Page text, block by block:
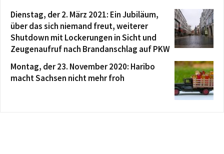
Dienstag, der 2. März 2021: Ein Jubiläum,
über das sich niemand freut, weiterer
Shutdown mit Lockerungen in Sicht und
Zeugenaufruf nach Brandanschlag auf PKW
Montag, der 23. November 2020: Haribo
macht Sachsen nicht mehr froh